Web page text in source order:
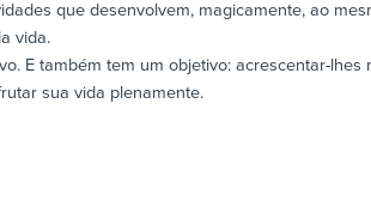
que desenvolvem, magicamente, ao
vida.
E também tem um objetivo: acrescentar-lhes
sua vida plenamente.